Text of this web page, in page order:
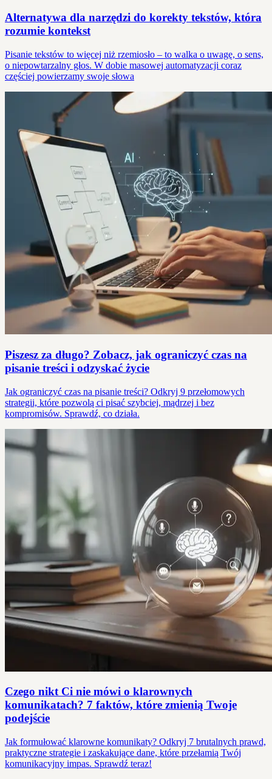
Alternatywa dla narzędzi do korekty tekstów, która
rozumie kontekst
Pisanie tekstów to więcej niż rzemiosło – to walka o uwagę, o sens,
o niepowtarzalny głos. W dobie masowej automatyzacji coraz
częściej powierzamy swoje słowa
Piszesz za długo? Zobacz, jak ograniczyć czas na
pisanie treści i odzyskać życie
Jak ograniczyć czas na pisanie treści? Odkryj 9 przełomowych
strategii, które pozwolą ci pisać szybciej, mądrzej i bez
kompromisów. Sprawdź, co działa.
Czego nikt Ci nie mówi o klarownych
komunikatach? 7 faktów, które zmienią Twoje
podejście
Jak formułować klarowne komunikaty? Odkryj 7 brutalnych prawd,
praktyczne strategie i zaskakujące dane, które przełamią Twój
komunikacyjny impas. Sprawdź teraz!